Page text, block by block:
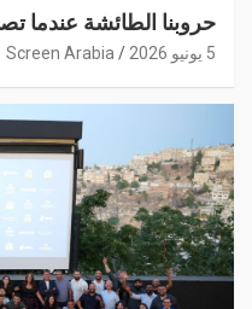
حروبنا الطائشة عندما
5 يونيو 2026 Screen Arabia